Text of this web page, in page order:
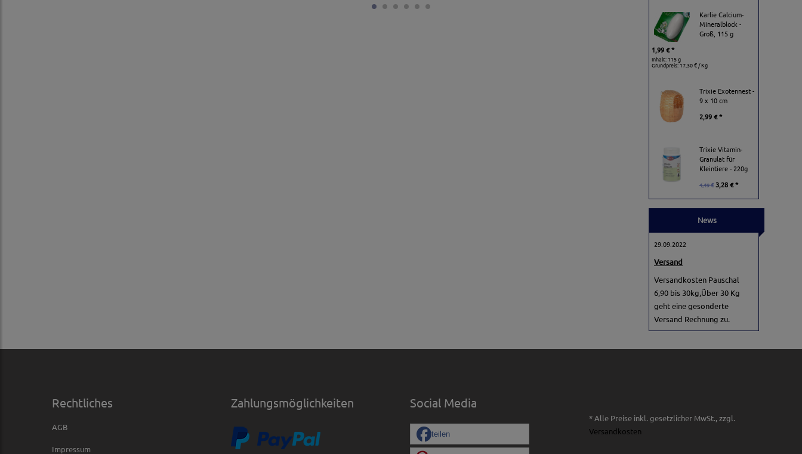
Karlie Calcium-
Mineralblock -
Groß, 115 g
1,99 € *
Inhalt: 115 g
Grundpreis:17,30 € / Kg
Trixie Exotennest -
9 x 10 cm
2,99 € *
Trixie Vitamin-
Granulat für
Kleintiere - 220g
4,49 € 3,28 € *
News
29.09.2022
Versand
Versandkosten Pauschal
6,90 bis 30kg,Über 30 Kg
geht eine gesonderte
Versand Rechnung zu.
Rechtliches
AGB
Impressum
Zahlungsmöglichkeiten Social Media
teilen
* Alle Preise inkl. gesetzlicher MwSt., zzgl.
Versandkosten